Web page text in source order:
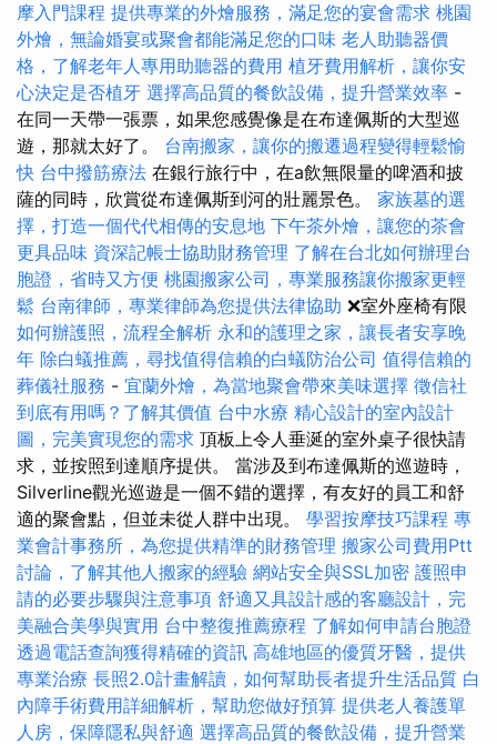
摩入門課程 提供專業的外燴服務，滿足您的宴會需求 桃園
外燴，無論婚宴或聚會都能滿足您的口味 老人助聽器價
格，了解老年人專用助聽器的費用 植牙費用解析，讓你安
心決定是否植牙 選擇高品質的餐飲設備，提升營業效率 -
在同一天帶一張票，如果您感覺像是在布達佩斯的大型巡
遊，那就太好了。 台南搬家，讓你的搬遷過程變得輕鬆愉
快 台中撥筋療法 在銀行旅行中，在a飲無限量的啤酒和披
薩的同時，欣賞從布達佩斯到河的壯麗景色。 家族墓的選
擇，打造一個代代相傳的安息地 下午茶外燴，讓您的茶會
更具品味 資深記帳士協助財務管理 了解在台北如何辦理台
胞證，省時又方便 桃園搬家公司，專業服務讓你搬家更輕
鬆 台南律師，專業律師為您提供法律協助 ❌室外座椅有限
如何辦護照，流程全解析 永和的護理之家，讓長者安享晚
年 除白蟻推薦，尋找值得信賴的白蟻防治公司 值得信賴的
葬儀社服務 - 宜蘭外燴，為當地聚會帶來美味選擇 徵信社
到底有用嗎？了解其價值 台中水療 精心設計的室內設計
圖，完美實現您的需求 頂板上令人垂涎的室外桌子很快請
求，並按照到達順序提供。 當涉及到布達佩斯的巡遊時，
Silverline觀光巡遊是一個不錯的選擇，有友好的員工和舒
適的聚會點，但並未從人群中出現。 學習按摩技巧課程 專
業會計事務所，為您提供精準的財務管理 搬家公司費用Ptt
討論，了解其他人搬家的經驗 網站安全與SSL加密 護照申
請的必要步驟與注意事項 舒適又具設計感的客廳設計，完
美融合美學與實用 台中整復推薦療程 了解如何申請台胞證
透過電話查詢獲得精確的資訊 高雄地區的優質牙醫，提供
專業治療 長照2.0計畫解讀，如何幫助長者提升生活品質 白
內障手術費用詳細解析，幫助您做好預算 提供老人養護單
人房，保障隱私與舒適 選擇高品質的餐飲設備，提升營業